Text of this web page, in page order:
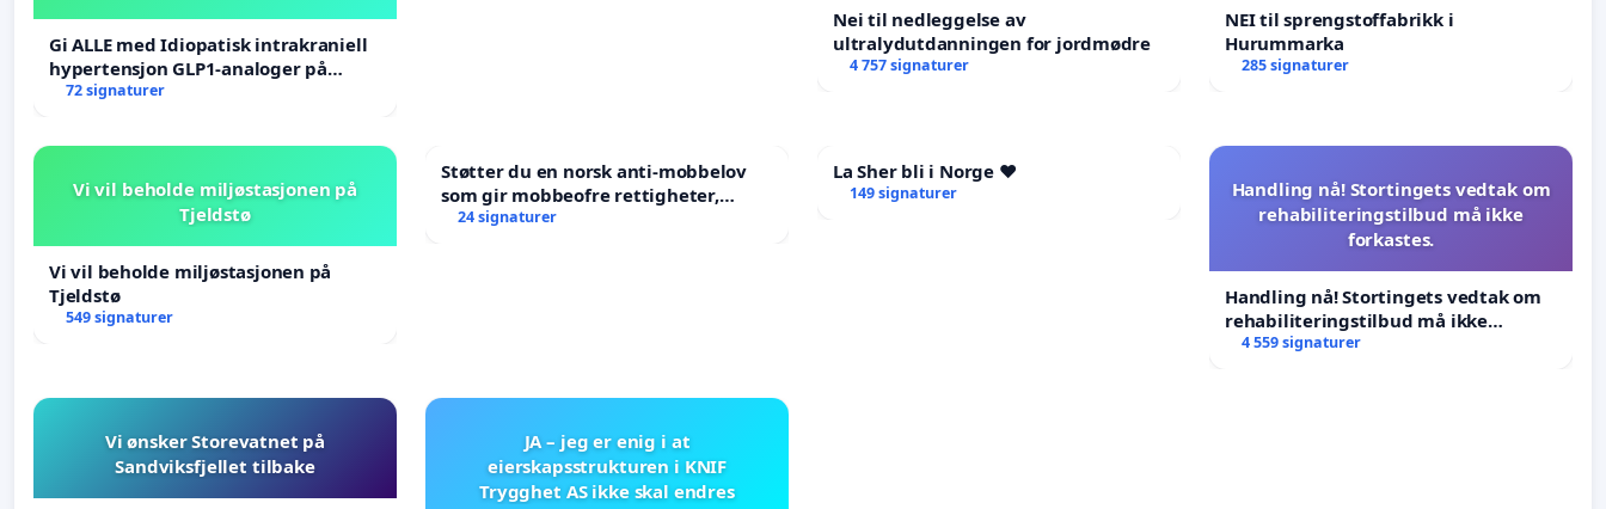
Gi ALLE med Idiopatisk intrakraniell
hypertensjon GLP1-analoger på
blåresept!
72 signaturer
Nei til nedleggelse av
ultralydutdanningen for jordmødre
4 757 signaturer
NEI til sprengstoffabrikk i
Hurummarka
285 signaturer
Vi vil beholde miljøstasjonen på
Tjeldstø
Vi vil beholde miljøstasjonen på
Tjeldstø
549 signaturer
Støtter du en norsk anti-mobbelov
som gir mobbeofre rettigheter,
oppreisning og hjelp?
24 signaturer
La Sher bli i Norge ❤️
149 signaturer
Handling nå! Stortingets vedtak om
rehabiliteringstilbud må ikke
forkastes.
Handling nå! Stortingets vedtak om
rehabiliteringstilbud må ikke
forkastes.
4 559 signaturer
Vi ønsker Storevatnet på
Sandviksfjellet tilbake
JA – jeg er enig i at
eierskapsstrukturen i KNIF
Trygghet AS ikke skal endres